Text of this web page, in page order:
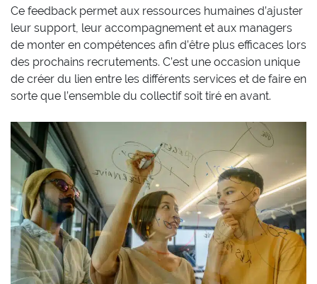
Ce feedback permet aux ressources humaines d’ajuster
leur support, leur accompagnement et aux managers
de monter en compétences afin d’être plus efficaces lors
des prochains recrutements. C’est une occasion unique
de créer du lien entre les différents services et de faire en
sorte que l’ensemble du collectif soit tiré en avant.